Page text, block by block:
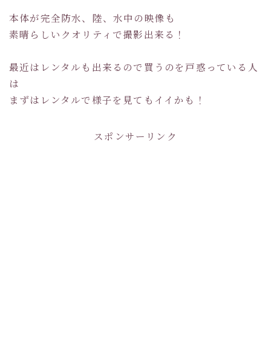
本体が完全防水、陸、水中の映像も
素晴らしいクオリティで撮影出来る！
最近はレンタルも出来るので買うのを戸惑っている人
は
まずはレンタルで様子を見てもイイかも！
スポンサーリンク